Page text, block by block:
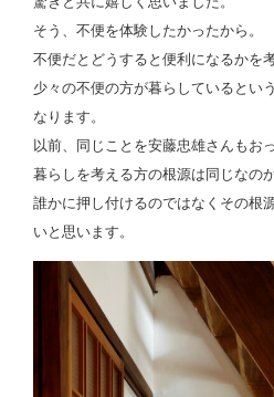
そう、不便を体験したかったから。
不便だとどうすると便利になるかを
少々の不便の方が暮らしているとい
なります。
以前、同じことを安藤忠雄さんもお
暮らしを考える方の根源は同じなの
誰かに押し付けるのではなくその根
いと思います。